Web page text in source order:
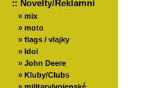
:: Novelty/Reklamní
» mix
» moto
» flags / vlajky
» Idol
» John Deere
» Kluby/Clubs